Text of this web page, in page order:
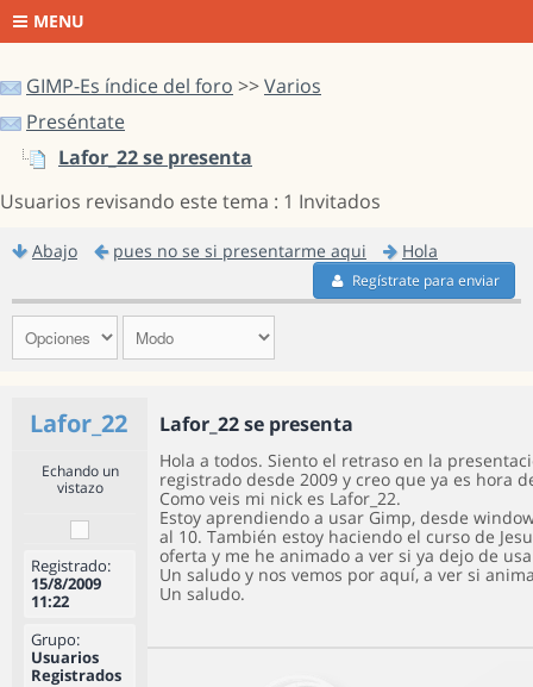
MENU
GIMP-Es índice del foro >>Varios
Preséntate
Lafor_22 se presenta
Usuarios revisando este tema : 1 Invitados
Abajo pues no se si presentarme aqui Hola
Regístrate para enviar
Lafor_22 Lafor_22 se presenta
Echando un
vistazo
Registrado:
15/8/2009
11:22
Grupo:
Usuarios
Registrados
Hola a todos. Siento el retraso en la
registrado desde 2009 y creo que ya es hora
Como veis mi nick es Lafor_22.
Estoy aprendiendo a usar Gimp, desde
al 10. También estoy haciendo el curso de
oferta y me he animado a ver si ya dejo de
Un saludo y nos vemos por aquí, a ver si
Un saludo.